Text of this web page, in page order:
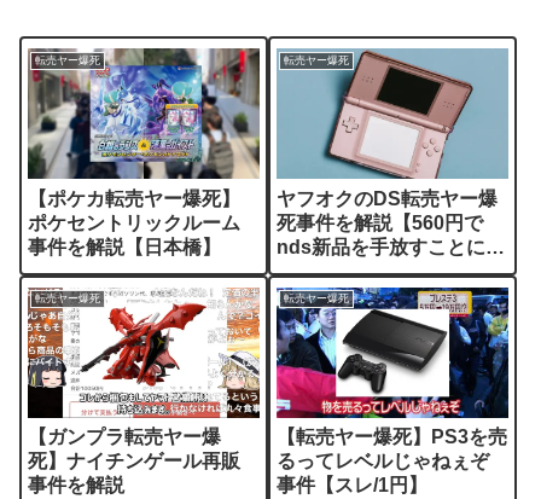
転売ヤー爆死
【ポケカ転売ヤー爆死】
ポケセントリックルーム
事件を解説【日本橋】
転売ヤー爆死
ヤフオクのDS転売ヤー爆
死事件を解説【560円で
nds新品を手放すことにな
ったやつ】
転売ヤー爆死
【ガンプラ転売ヤー爆
死】ナイチンゲール再販
事件を解説
転売ヤー爆死
【転売ヤー爆死】PS3を売
るってレベルじゃねぇぞ
事件【スレ/1円】